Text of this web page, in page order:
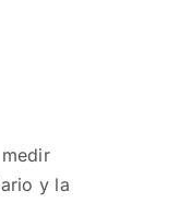
y la